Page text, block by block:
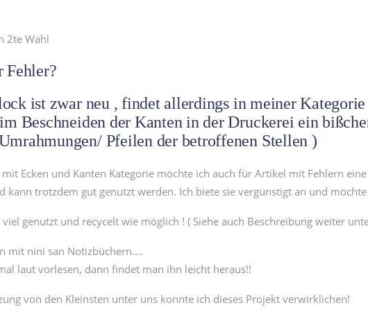
2te Wahl
Fehler?
ist zwar neu , findet allerdings in meiner
Beschneiden der Kanten in der Druckerei ein
Pfeilen der betroffenen Stellen )
Ecken und Kanten Kategorie möchte ich auch für Artikel mit Fehlern
kann trotzdem gut genutzt werden. Ich biete sie vergünstigt an und
genutzt und recycelt wie möglich ! ( Siehe auch Beschreibung weiter
mit nini san Notizbüchern….
laut vorlesen, dann findet man ihn leicht heraus!!
von den Kleinsten unter uns konnte ich dieses Projekt verwirklichen!